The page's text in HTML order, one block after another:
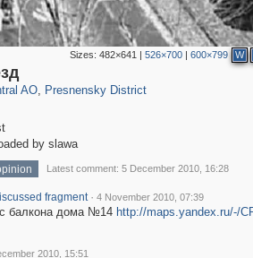
Sizes:482×641 |526×700 |600×799 W
AO, Presnensky District
by slawa
Latest comment: 5 December 2010, 16:28
fragment · 4 November 2010, 07:39
балкона дома №14 http://maps.yandex.ru/-/
2010, 15:51